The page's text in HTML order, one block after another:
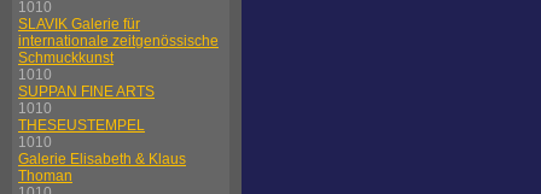
1010
SLAVIK Galerie für
internationale zeitgenössische
Schmuckkunst
1010
SUPPAN FINE ARTS
1010
THESEUSTEMPEL
1010
Galerie Elisabeth & Klaus
Thoman